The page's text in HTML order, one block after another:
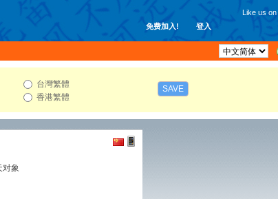
免费加入! 登入
Like us on
台灣繁體
香港繁體
SAVE
对象